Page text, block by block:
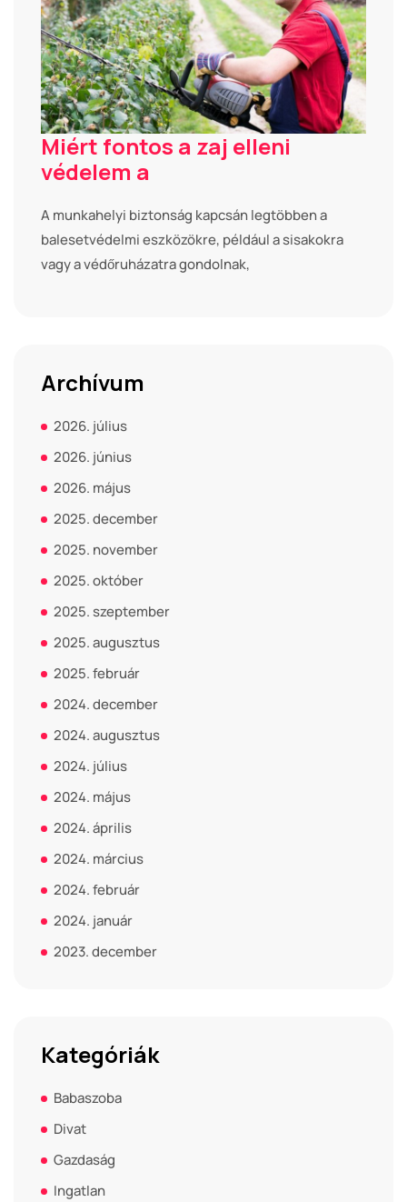
Miért fontos a zaj elleni
védelem a
A munkahelyi biztonság kapcsán legtöbben a
balesetvédelmi eszközökre, például a sisakokra
vagy a védőruházatra gondolnak,
Archívum
2026. július
2026. június
2026. május
2025. december
2025. november
2025. október
2025. szeptember
2025. augusztus
2025. február
2024. december
2024. augusztus
2024. július
2024. május
2024. április
2024. március
2024. február
2024. január
2023. december
Kategóriák
Babaszoba
Divat
Gazdaság
Ingatlan